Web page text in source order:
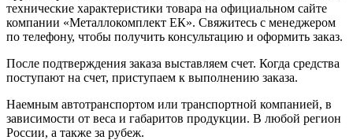
технические характеристики товара на официальном сайте
компании «Металлокомплект ЕК». Свяжитесь с менеджером
по телефону, чтобы получить консультацию и оформить заказ.
После подтверждения заказа выставляем счет. Когда средства
поступают на счет, приступаем к выполнению заказа.
Наемным автотранспортом или транспортной компанией, в
зависимости от веса и габаритов продукции. В любой регион
России, а также за рубеж.